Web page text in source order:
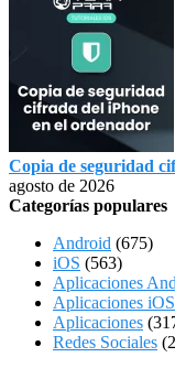
Copia de seguridad
agosto de 2026
Categorías populares
Android (675)
iOS (563)
Aplicaciones
Aplicaciones iOS
Aplicaciones
Redes Sociales